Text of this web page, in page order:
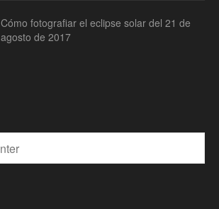
Cómo fotografiar el eclipse solar del 21 de
agosto de 2017